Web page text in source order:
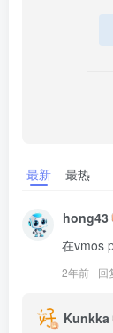
最新 最热
hong43
在vmos
2年前 回
Kunkka